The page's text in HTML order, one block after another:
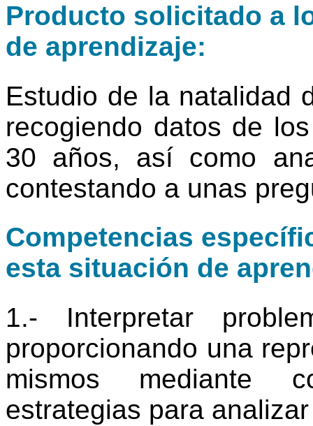
Producto solicitado a
de aprendizaje:
Estudio de la natalidad
recogiendo datos de
30 años, así como
contestando a unas
Competencias
esta situación de
1.- Interpretar
proporcionando una
mismos mediante
estrategias para